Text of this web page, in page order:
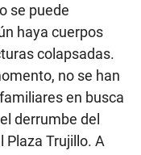
se puede
haya cuerpos
colapsadas.
no se han
en busca
derrumbe del
Plaza Trujillo. A